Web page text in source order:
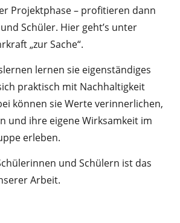
Projektphase – profitieren dann
Schüler. Hier geht’s unter
„zur Sache“.
lernen sie eigenständiges
praktisch mit Nachhaltigkeit
können sie Werte verinnerlichen,
und ihre eigene Wirksamkeit im
erleben.
und Schülern ist das
Arbeit.